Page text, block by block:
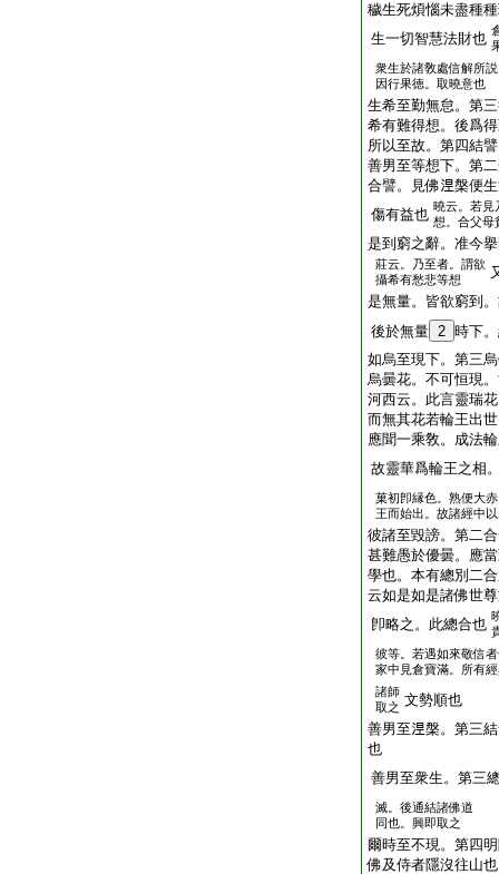
穢生死煩惱未盡種
生一切智慧法財也
衆生於諸敎處信解所説
因行果徳。取曉意也
生希至勤無怠。第
希有難得想。後爲
所以至故。第四結譬
善男至等想下。第
合譬。見佛𣵀槃便
傷有益也 曉云。若見
想。合父母
是到窮之辭。准今
莊云。乃至者。謂欲
攝希有愁悲等想
是無量。皆欲窮到
後於無量 2 時下
如烏至現下。第三
烏曇花。不可恒現
河西云。此言靈瑞
而無其花若輪王出
應聞一乘敎。成法
故靈華爲輪王之相
菓初卽縁色。熟便大
王而始出。故諸經中
彼諸至毀謗。第二
甚難愚於優曇。應
學也。本有總別二
云如是如是諸佛世
卽略之。此總合也
彼等。若遇如來敬信
家中見倉寶滿。所有
諸師
取之 文勢順也
善男至𣵀槃。第三
也
善男至衆生。第三
滅。後通結諸佛道
同也。興即取之
爾時至不現。第四
佛及侍者隱沒往山也